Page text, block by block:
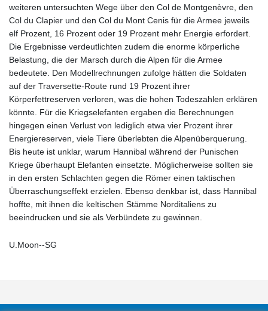
weiteren untersuchten Wege über den Col de Montgenèvre, den
Col du Clapier und den Col du Mont Cenis für die Armee jeweils
elf Prozent, 16 Prozent oder 19 Prozent mehr Energie erfordert.
Die Ergebnisse verdeutlichten zudem die enorme körperliche
Belastung, die der Marsch durch die Alpen für die Armee
bedeutete. Den Modellrechnungen zufolge hätten die Soldaten
auf der Traversette-Route rund 19 Prozent ihrer
Körperfettreserven verloren, was die hohen Todeszahlen erklären
könnte. Für die Kriegselefanten ergaben die Berechnungen
hingegen einen Verlust von lediglich etwa vier Prozent ihrer
Energiereserven, viele Tiere überlebten die Alpenüberquerung.
Bis heute ist unklar, warum Hannibal während der Punischen
Kriege überhaupt Elefanten einsetzte. Möglicherweise sollten sie
in den ersten Schlachten gegen die Römer einen taktischen
Überraschungseffekt erzielen. Ebenso denkbar ist, dass Hannibal
hoffte, mit ihnen die keltischen Stämme Norditaliens zu
beeindrucken und sie als Verbündete zu gewinnen.
U.Moon--SG